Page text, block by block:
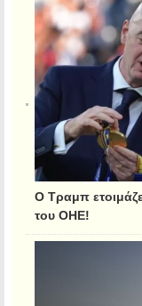
Ο Τραμπ
του ΟΗΕ!